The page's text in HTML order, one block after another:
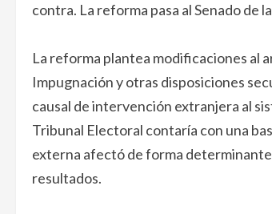
contra. La reforma pasa al Senado de
La reforma plantea modificaciones al
Impugnación y otras disposiciones
causal de intervención extranjera al
Tribunal Electoral contaría con una
externa afectó de forma
resultados.